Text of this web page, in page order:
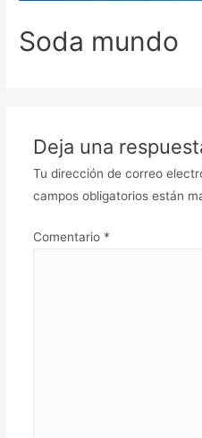
Soda mundo
Deja una
Tu dirección de correo
campos obligatorios están
Comentario *